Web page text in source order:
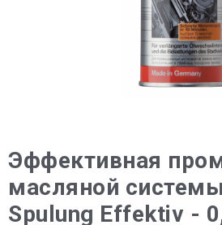
Эффективная
масляной
Spulung Effektiv -